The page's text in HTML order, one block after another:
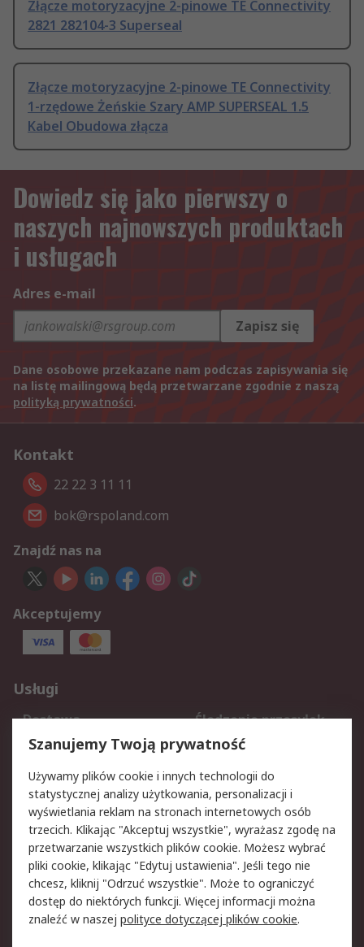
Złącze motoryzacyjne 2-pinowe TE Connectivity
2821 282104-3 Superseal
Złącze motoryzacyjne 2-pinowe TE Connectivity
1-rzędowe Żeńskie Szary AMP SUPERSEAL 1.5
Kabel Obudowa złącza
Dowiedz się jako pierwszy o
naszych najnowszych produktach
i usługach
Adres e-mail
Zapisz się
Dane osobowe przekazane nam podczas zapisywania się
na listę mailingową będą przetwarzane zgodnie z naszą
polityką prywatności.
Kontakt
22 22 3 11 11
bok@rspoland.com
Znajdź nas na
Akceptujemy
Usługi
Dostawa
Śledzenie przesyłek
Reklamacje i zwroty
Rejestracja
Aspekty prawne
Bezpieczeństwo e-
maila
Polityka dotycząca
plików cookie
Polityka prywatności
Użytkowanie witryny
Zastrzeżenia prawne
Warunki Sprzedaży
Szanujemy Twoją prywatność
Używamy plików cookie i innych technologii do
statystycznej analizy użytkowania, personalizacji i
wyświetlania reklam na stronach internetowych osób
trzecich. Klikając "Akceptuj wszystkie", wyrażasz zgodę na
przetwarzanie wszystkich plików cookie. Możesz wybrać
pliki cookie, klikając "Edytuj ustawienia". Jeśli tego nie
chcesz, kliknij "Odrzuć wszystkie". Może to ograniczyć
dostęp do niektórych funkcji. Więcej informacji można
znaleźć w naszej polityce dotyczącej plików cookie.